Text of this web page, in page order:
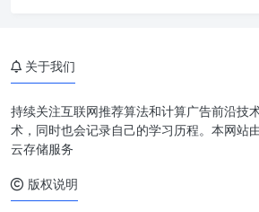
关于我们
持续关注互联网推荐算法和计算广告前沿技
术，同时也会记录自己的学习历程。本网站
云存储服务
版权说明